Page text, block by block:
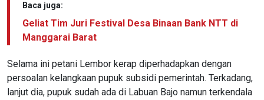
Baca juga:
Geliat Tim Juri Festival Desa Binaan Bank NTT di
Manggarai Barat
Selama ini petani Lembor kerap diperhadapkan dengan
persoalan kelangkaan pupuk subsidi pemerintah. Terkadang,
lanjut dia, pupuk sudah ada di Labuan Bajo namun terkendala